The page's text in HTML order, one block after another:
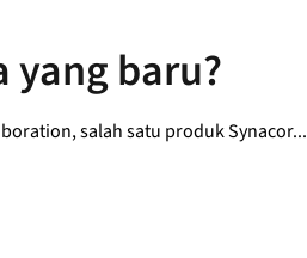
yang baru?
salah satu produk Synacor...